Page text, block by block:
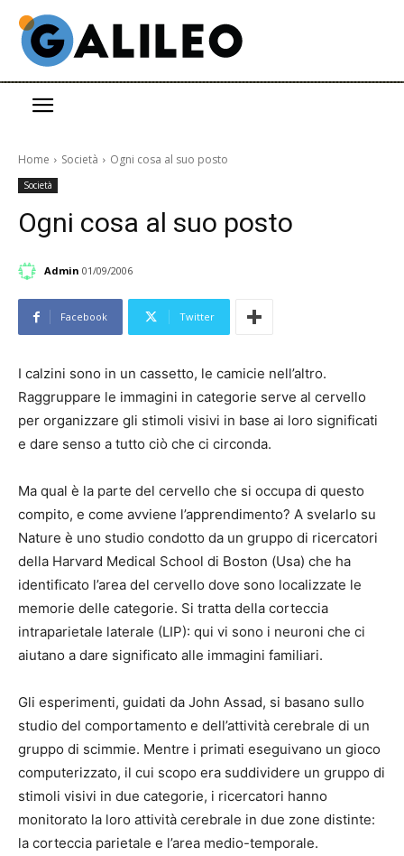
Home Società Ogni cosa al suo posto
Società
Ogni cosa al suo posto
Admin 01/09/2006
Facebook Twitter
I calzini sono in un cassetto, le camicie nell’altro.
Raggruppare le immagini in categorie serve al cervello
per organizzare gli stimoli visivi in base ai loro significati
e dare senso a tutto ciò che ci circonda.
Ma qual è la parte del cervello che si occupa di questo
compito, e come avviene l’apprendimento? A svelarlo su
Nature è uno studio condotto da un gruppo di ricercatori
della Harvard Medical School di Boston (Usa) che ha
identificato l’area del cervello dove sono localizzate le
memorie delle categorie. Si tratta della corteccia
intraparietale laterale (LIP): qui vi sono i neuroni che ci
aiutano a dare significato alle immagini familiari.
Gli esperimenti, guidati da John Assad, si basano sullo
studio del comportamento e dell’attività cerebrale di un
gruppo di scimmie. Mentre i primati eseguivano un gioco
computerizzato, il cui scopo era suddividere un gruppo di
stimoli visivi in due categorie, i ricercatori hanno
monitorato la loro attività cerebrale in due zone distinte:
la corteccia parietale e l’area medio-temporale.